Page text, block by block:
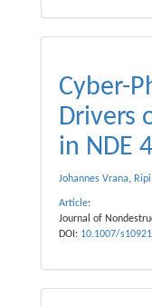
Cyber-
Drivers
in NDE
Johannes Vrana,
Article:
Journal of
DOI: 10.1007/